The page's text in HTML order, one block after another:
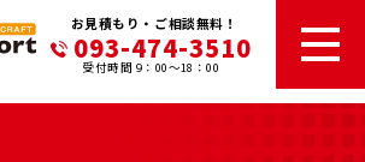
お見積もり・ご相談無料！
093-474-3510
受付時間 9：00～18：00